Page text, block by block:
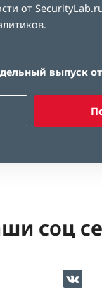
от
выпуск
соц